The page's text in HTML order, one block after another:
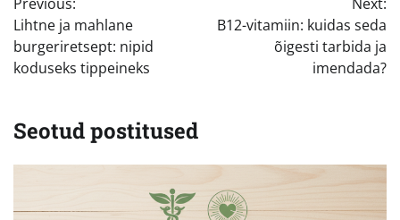
Lihtne ja mahlane
burgeriretsept: nipid
koduseks tippeineks
B12-vitamiin: kuidas seda
õigesti tarbida ja
imendada?
Seotud postitused